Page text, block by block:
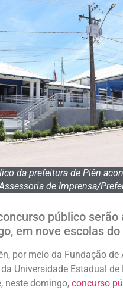
da prefeitura de Piên
de Imprensa/
público serão
em nove escolas
por meio da Fundação de
Universidade Estadual de
neste domingo, concurso